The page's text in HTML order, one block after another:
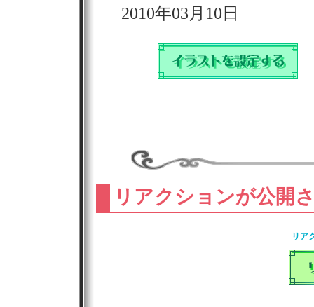
2010年03月10日
リアクションが公開
リア